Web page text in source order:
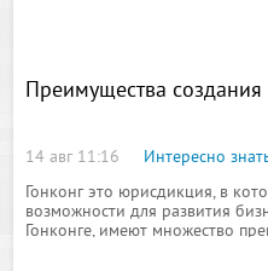
Преимущества
14 авг 11:16
Интересно
Гонконг это юрисдикция, в
возможности для развития
Гонконге, имеют множество